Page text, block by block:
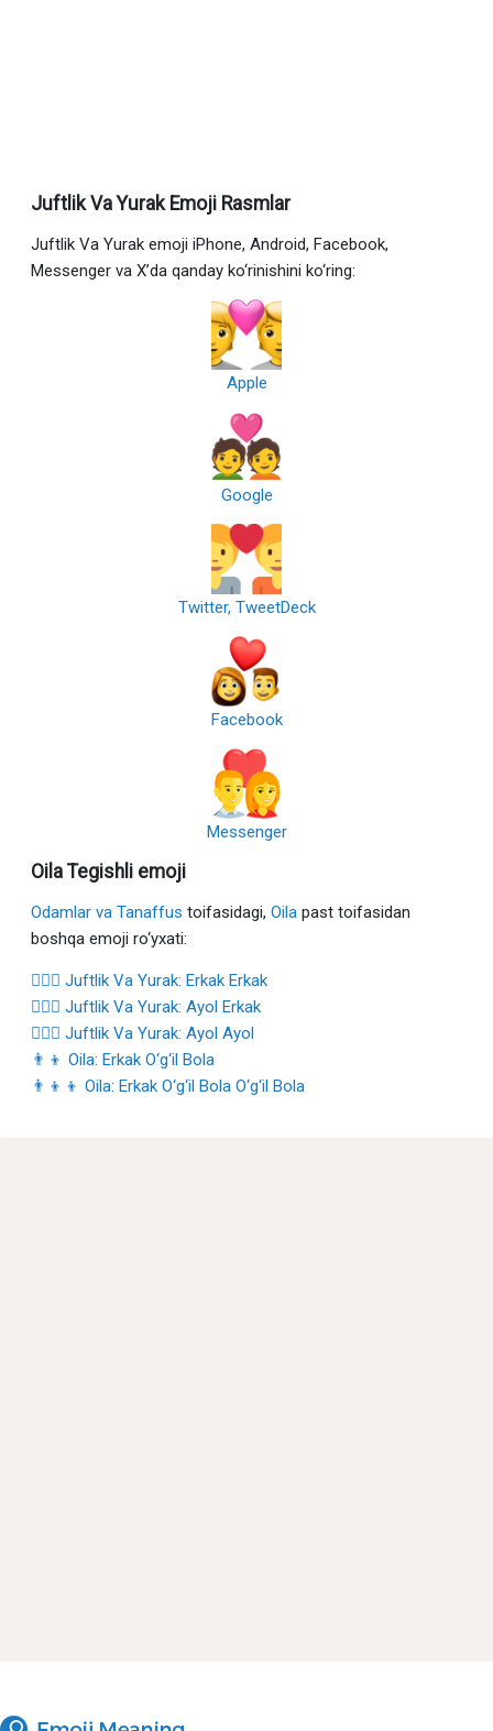
Juftlik Va Yurak Emoji Rasmlar
Juftlik Va Yurak emoji iPhone, Android, Facebook,
Messenger va X’da qanday ko‘rinishini ko‘ring:
Apple
Google
Twitter, TweetDeck
Facebook
Messenger
Oila Tegishli emoji
Odamlar va Tanaffus toifasidagi, Oila past toifasidan
boshqa emoji ro‘yxati:
👨‍❤️‍👨 Juftlik Va Yurak: Erkak Erkak
👩‍❤️‍👨 Juftlik Va Yurak: Ayol Erkak
👩‍❤️‍👩 Juftlik Va Yurak: Ayol Ayol
👨‍👦 Oila: Erkak O‘g‘il Bola
👨‍👦‍👦 Oila: Erkak O‘g‘il Bola O‘g‘il Bola